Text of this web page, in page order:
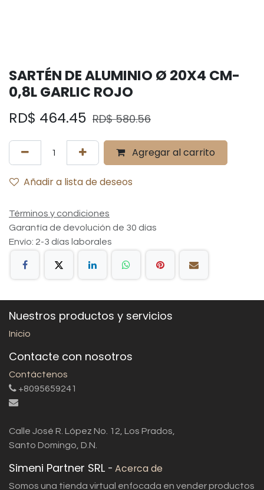
SARTÉN DE ALUMINIO Ø 20X4 CM-
0,8L GARLIC ROJO
RD$ 464.45 RD$580.56
Agregar al carrito
Añadir a lista de deseos
Términos y condiciones
Garantía de devolución de 30 días
Envío: 2-3 días laborales
Nuestros productos y servicios
Inicio
Contacte con nosotros
Contáctenos
+8095659241
Calle José R. López No. 12, Los Prados,
Santo Domingo, D.N.
Simeni Partner SRL - Acerca de
Somos una tienda virtual enfocada en vender productos